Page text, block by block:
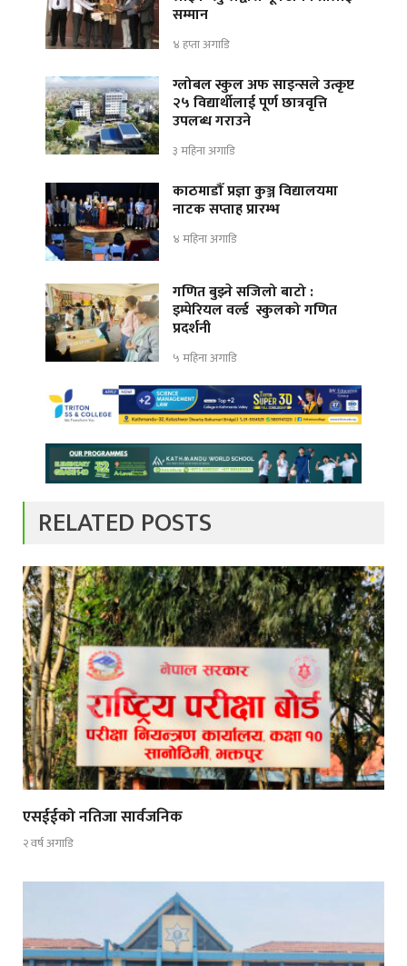
सम्मान
४ हप्ता अगाडि
ग्लोबल स्कुल अफ साइन्सले उत्कृष्ट
२५ विद्यार्थीलाई पूर्ण छात्रवृत्ति
उपलब्ध गराउने
३ महिना अगाडि
काठमाडौँ प्रज्ञा कुञ्ज विद्यालयमा
नाटक सप्ताह प्रारम्भ
४ महिना अगाडि
गणित बुझ्ने सजिलो बाटो :
इम्पेरियल वर्ल्ड स्कुलको गणित
प्रदर्शनी
५ महिना अगाडि
RELATED POSTS
एसईईको नतिजा सार्वजनिक
२ वर्ष अगाडि